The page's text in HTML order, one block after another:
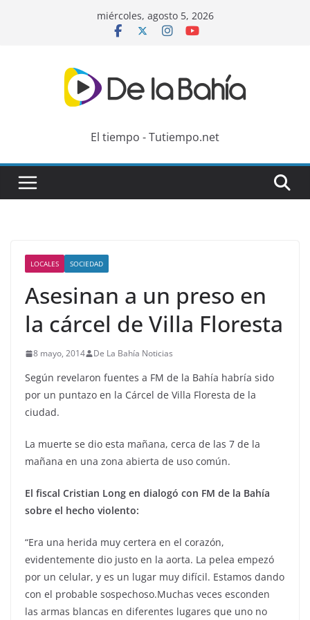
miércoles, agosto 5, 2026
El tiempo - Tutiempo.net
LOCALES SOCIEDAD
Asesinan a un preso en
la cárcel de Villa Floresta
8 mayo, 2014 De La Bahía Noticias
Según revelaron fuentes a FM de la Bahía habría sido
por un puntazo en la Cárcel de Villa Floresta de la
ciudad.
La muerte se dio esta mañana, cerca de las 7 de la
mañana en una zona abierta de uso común.
El fiscal Cristian Long en dialogó con FM de la Bahía
sobre el hecho violento:
“Era una herida muy certera en el corazón,
evidentemente dio justo en la aorta. La pelea empezó
por un celular, y es un lugar muy difícil. Estamos dando
con el probable sospechoso.Muchas veces esconden
las armas blancas en diferentes lugares que uno no